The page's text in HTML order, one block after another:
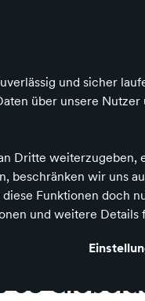
und sicher
über unsere Nutzer
Dritte
beschränken wir uns
Funktionen doch
und weitere Details
08